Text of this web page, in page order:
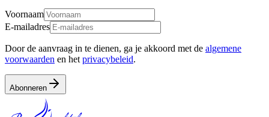
Voornaam
E-mailadres
Door de aanvraag in te dienen, ga je akkoord met de algemene
voorwaarden en het privacybeleid.
Abonneren